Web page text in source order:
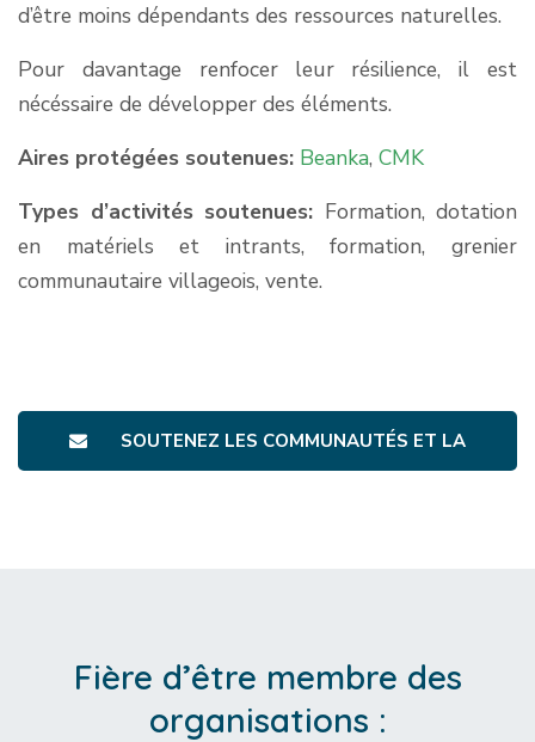
d’être moins dépendants des ressources naturelles.
Pour davantage renfocer leur résilience, il est
nécéssaire de développer des éléments.
Aires protégées soutenues: Beanka, CMK
Types d’activités soutenues: Formation, dotation
en matériels et intrants, formation, grenier
communautaire villageois, vente.
SOUTENEZ LES COMMUNAUTÉS ET LA
Fière d’être membre des
organisations :